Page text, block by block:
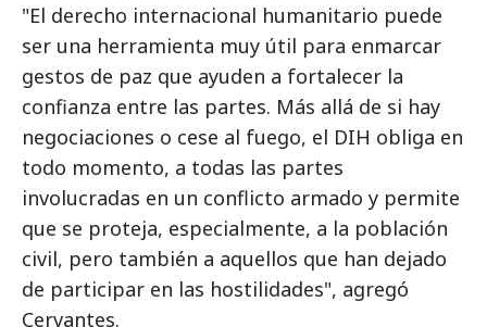
"El derecho internacional humanitario puede
ser una herramienta muy útil para enmarcar
gestos de paz que ayuden a fortalecer la
confianza entre las partes. Más allá de si hay
negociaciones o cese al fuego, el DIH obliga en
todo momento, a todas las partes
involucradas en un conflicto armado y permite
que se proteja, especialmente, a la población
civil, pero también a aquellos que han dejado
de participar en las hostilidades", agregó
Cervantes.